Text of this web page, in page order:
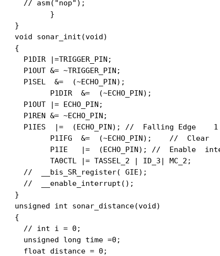
  // asm("nop");
}
void sonar_init(void)
{
  P1DIR |=TRIGGER_PIN;
  P1OUT &= ~TRIGGER_PIN;
  P1SEL  &=  (~ECHO_PIN);
  P1OUT |= ECHO_PIN;
  P1REN &= ~ECHO_PIN;
P1IES  |=  (ECHO_PIN); //  Falling Edge
	TA0CTL |= TASSEL_2 | ID_3| MC_2;
  //  __bis_SR_register( GIE);
  //  __enable_interrupt();
}
unsigned int sonar_distance(void)
{
  // int i = 0;
  unsigned long time =0;
  float distance = 0;